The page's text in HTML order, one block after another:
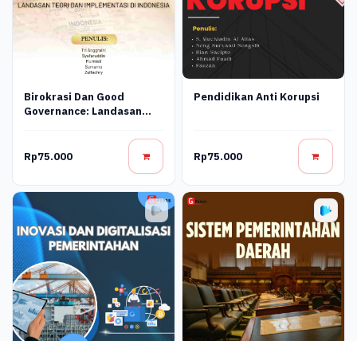
Birokrasi Dan Good
Governance: Landasan
Rp75.000
Pendidikan Anti Korupsi
Rp75.000